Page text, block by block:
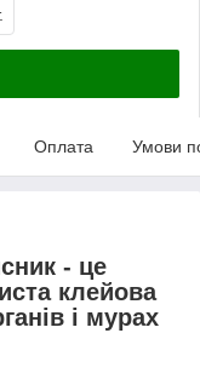
Оплата Умови
- це
клейова
і мурах